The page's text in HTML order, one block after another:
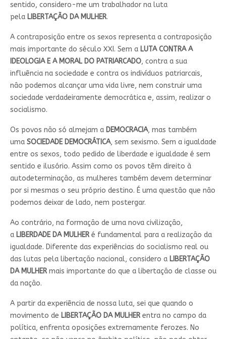
sentido, considero-me um trabalhador na luta
pela LIBERTAÇÃO DA MULHER.
A contraposição entre os sexos representa a contraposição
mais importante do século XXI. Sem a LUTA CONTRA A
IDEOLOGIA E A MORAL DO PATRIARCADO, contra a sua
influência na sociedade e contra os indivíduos patriarcais,
não podemos alcançar uma vida livre, nem construir uma
sociedade verdadeiramente democrática e, assim, realizar o
socialismo.
Os povos não só almejam a DEMOCRACIA, mas também
uma SOCIEDADE DEMOCRÁTICA, sem sexismo. Sem a igualdade
entre os sexos, todo pedido de liberdade e igualdade é sem
sentido e ilusório. Assim como os povos têm direito à
autodeterminação, as mulheres também devem determinar
por si mesmas o seu próprio destino. É uma questão que não
podemos deixar de lado, nem postergar.
Ao contrário, na formação de uma nova civilização,
a LIBERDADE DA MULHERé fundamental para a realização da
igualdade. Diferente das experiências do socialismo real ou
das lutas pela libertação nacional, considero a LIBERTAÇÃO
DA MULHERmais importante do que a libertação de classe ou
da nação.
A partir da experiência de nossa luta, sei que quando o
movimento de LIBERTAÇÃO DA MULHERentra no campo da
política, enfrenta oposições extremamente ferozes. No